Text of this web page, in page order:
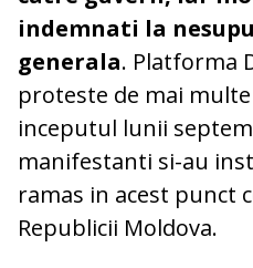
indemnati la
generala. Platforma
proteste de mai
inceputul lunii
manifestanti si-au
ramas in acest punct
Republicii Moldova.